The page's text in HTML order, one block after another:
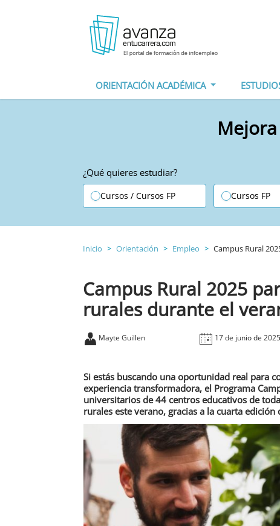
ORIENTACIÓN ACADÉMICA
¿Qué quieres estudiar?
Cursos / Cursos FP Cursos FP
Inicio Orientación Empleo Campus Rural
Campus Rural 2025
rurales durante el
Mayte Guillen 17 de junio de 2025
Si estás buscando una oportunidad real para
experiencia transformadora, el Programa
universitarios de 44 centros educativos de
rurales este verano, gracias a la cuarta edición